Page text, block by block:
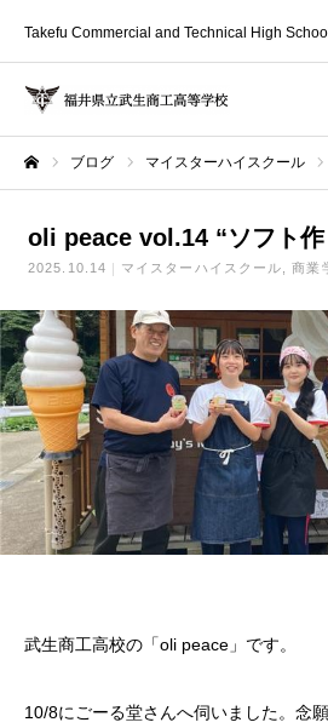
Takefu Commercial and Technical High School
ブログ マイスターハイスクール
oli peace vol.14 “ソフト作
2025.10.14 マイスターハイスクール 商業
武生商工高校の「oli peace」です。
10/8にごーる堂さんへ伺いました。念